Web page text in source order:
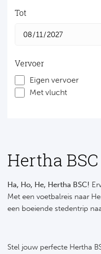
Tot
Vervoer
Eigen vervoer
Met vlucht
Hertha
Ha, Ho, He, Hertha BSC!
Met een voetbalreis naar
een boeiende stedentrip
Stel jouw perfecte Hertha